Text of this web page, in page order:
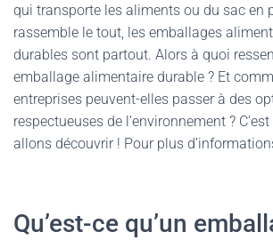
qui transporte les aliments ou du sac en
rassemble le tout, les emballages
durables sont partout. Alors à quoi
emballage alimentaire durable ? Et
entreprises peuvent-elles passer à des
respectueuses de l’environnement ?
allons découvrir ! Pour plus
Qu’est-ce qu’un